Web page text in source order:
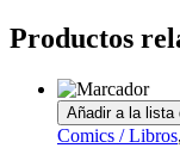
Productos
Añadir a la lista
Comics / Libros,